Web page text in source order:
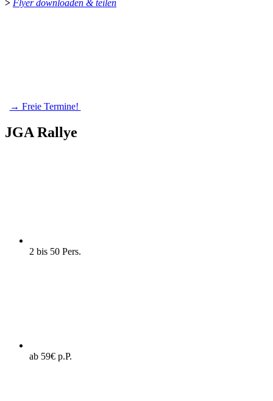
> Flyer downloaden & teilen
→ Freie Termine!
JGA Rallye
2 bis 50 Pers.
ab 59€ p.P.